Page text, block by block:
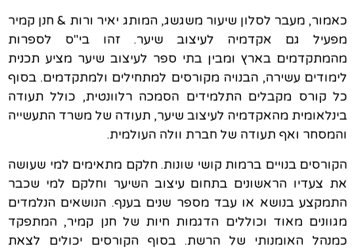
כאמור, מעבר לסלון שיעור משגשג, המותג יאיר ורות & חנן קמיר
מפעיל גם אקדמיה לעיצוב שיער. זהו בי"ס לספרות
מהמתקדמים בארץ ומבין בתי ספר לעיצוב שיער מציע תכנית
לימודים עשירה, הבנויה מקורסים למתחילים ולמתקדמים. בסוף
כל קורס מקבלים התלמידים הסמכה רלוונטית, כולל תעודה
בינלאומית מהאקדמיה לעיצוב שיער, תעודה של משרד התעשייה
והמסחר ואף תעודה של חברת וולה העולמית.
הקורסים בנויים ברמות קושי שונות. חלקם מתאימים למי שעושה
את צעדיו הראשונים בתחום עיצוב השיער וחלקם למי שכבר
התמקצע בנושא או עבד מספר שנים בענף. הנושאים הנלמדים
מגוונים מאוד וכוללים הדגמות חיות של חנן קמיר, המתפקד
כמנהל האומנותי של הרשת. בסוף הקורסים יכולים לצאת